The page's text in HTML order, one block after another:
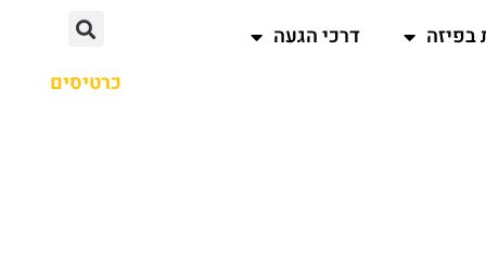
בפיזה
דרכי הגעה
כרטיסים